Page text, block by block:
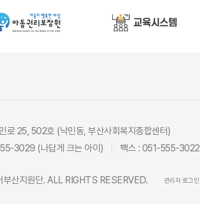
25, 502호 (낙민동, 부산사회복지종합센터)
3029 (나답게 크는 아이)
팩스 : 051-555-3022
산지원단. ALL RIGHTS RESERVED. 관리자 로그인